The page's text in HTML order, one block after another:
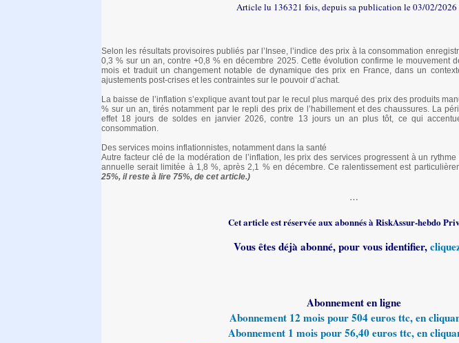
Article lu 136321 fois, depuis sa publication le 03/02/
Selon les résultats provisoires publiés par l’Insee, l’indice des prix à la consommation
0,3 % sur un an, contre +0,8 % en décembre 2025. Cette évolution confirme le mouvement
mois et traduit un changement notable de dynamique des prix en France, dans un
ajustements post-crises et les contraintes sur le pouvoir d’achat.
La baisse de l’inflation s’explique avant tout par le recul plus marqué des prix des produits
% sur un an, tirés notamment par le repli des prix de l’habillement et des chaussures. La
effet 18 jours de soldes en janvier 2026, contre 13 jours un an plus tôt, ce qui
consommation.
Des services moins inflationnistes, notamment dans la santé
Autre facteur clé de la modération de l’inflation, les prix des services progressent à un
annuelle serait limitée à 1,8 %, après 2,1 % en décembre. Ce ralentissement est
25%, il reste à lire 75%, de cet article.)
…
Cet article est réservée aux abonnés à RiskAssur-hebdo
Vous êtes déjà abonné, pour vous identifier,
Abonnement en ligne
Abonnement 12 mois pour 504 euros ttc, en
Abonnement 1 mois pour 56,40 euros ttc, en